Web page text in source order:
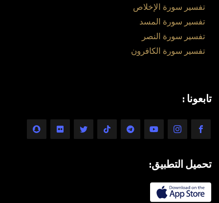
تفسير سورة الإخلاص
تفسير سورة المسد
تفسير سورة النصر
تفسير سورة الكافرون
تابعونا :
تحميل التطبيق: